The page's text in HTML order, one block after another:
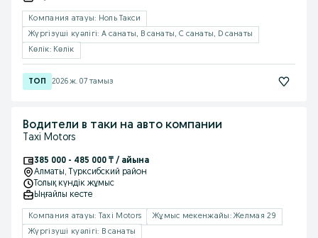
Компания атауы: Ноль Такси
Жүргізуші куәлігі: A санаты, B санаты, C санаты, D санаты
Көлік: Көлік
2026 ж. 07 тамыз
Водители в таки на авто компании
Taxi Motors
385 000 - 485 000 ₸ / айына
Алматы, Турксибский район
Толық күндік жұмыс
Ыңғайлы кесте
Компания атауы: Taxi Motors
Жұмыс мекенжайы: Желмая 29
Жүргізуші куәлігі: B санаты